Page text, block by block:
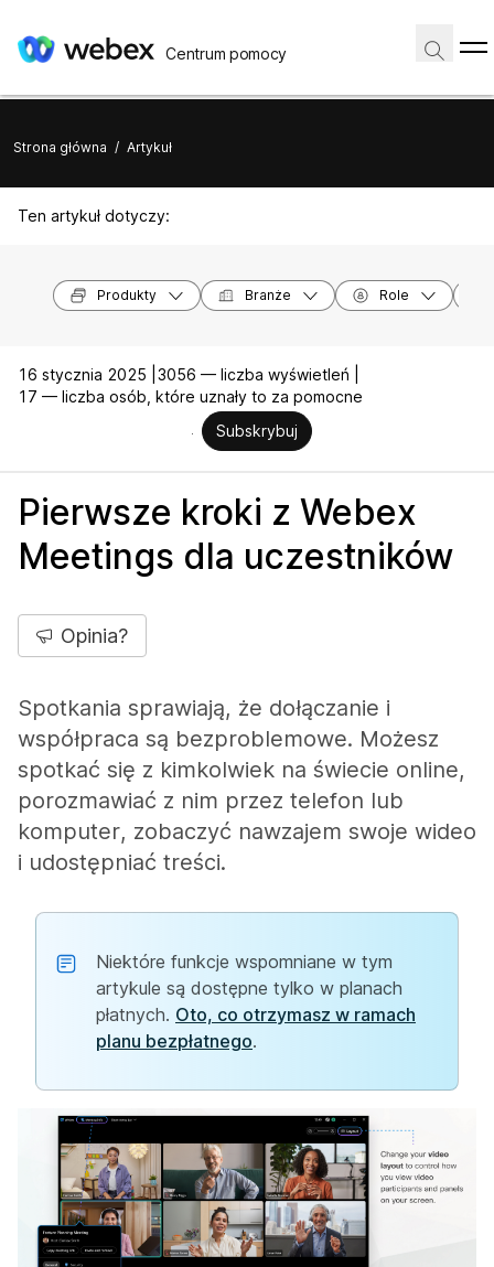
Centrum pomocy
Strona główna / Artykuł
Ten artykuł dotyczy:
Produkty Branże Role
16 stycznia 2025 | 3056 — liczba wyświetleń |
17 — liczba osób, które uznały to za pomocne
Subskrybuj
Pierwsze kroki z Webex
Meetings dla uczestników
Opinia?
Spotkania sprawiają, że dołączanie i
współpraca są bezproblemowe. Możesz
spotkać się z kimkolwiek na świecie online,
porozmawiać z nim przez telefon lub
komputer, zobaczyć nawzajem swoje wideo
i udostępniać treści.
Niektóre funkcje wspomniane w tym
artykule są dostępne tylko w planach
płatnych. Oto, co otrzymasz w ramach
planu bezpłatnego.